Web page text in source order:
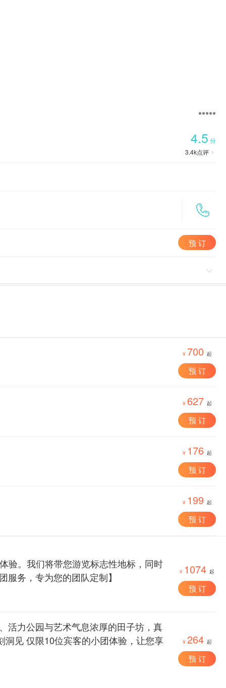
4.5 分
3.4k点评 

预 订

¥ 700 起
预 订
¥ 627 起
预 订
¥ 176 起
预 订
¥ 199 起
预 订
验。我们将带您游览标志性地标，同时
务，专为您的团队定制】
¥ 1074 起
预 订
力公园与艺术气息浓厚的田子坊，真
见 仅限10位宾客的小团体验，让您享
¥ 264 起
预 订